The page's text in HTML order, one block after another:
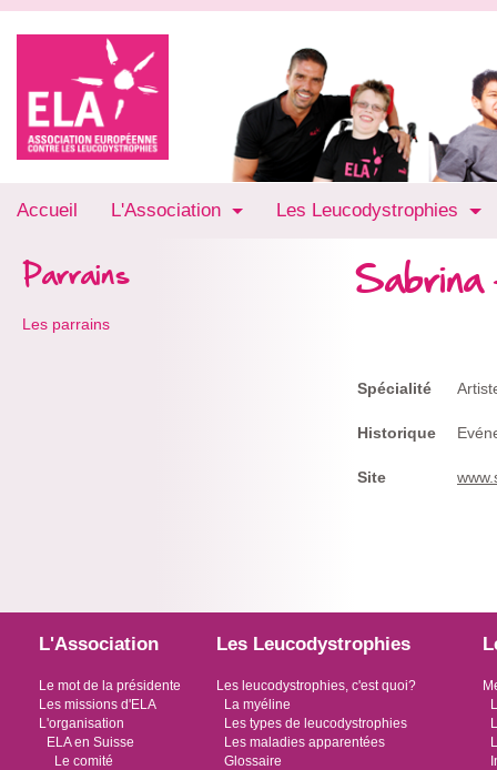
Accueil L'Association Les Leucodystrophies
Parrains
Les parrains
Sabrina
Spécialité
Historique
Site
L'Association
Le mot de la présidente
Les missions d'ELA
L'organisation
ELA en Suisse
Le comité
Les Leucodystrophies
Les leucodystrophies, c'est quoi?
La myéline
Les types de leucodystrophies
Les maladies apparentées
Glossaire